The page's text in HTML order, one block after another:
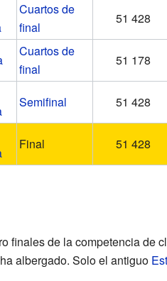
Cuartos de
final
51 428
Cuartos de
final
51 178
Semifinal
51 428
Final 51 428
finales de la competencia de
albergado. Solo el antiguo